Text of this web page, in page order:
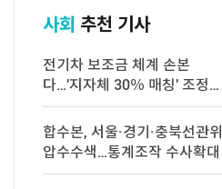
사회 추천 기사
전기차 보조금 체계 손본
다…'지자체 30％ 매칭' 조정
검토
합수본, 서울·경기·충북선관위
압수수색…통계조작 수사확대